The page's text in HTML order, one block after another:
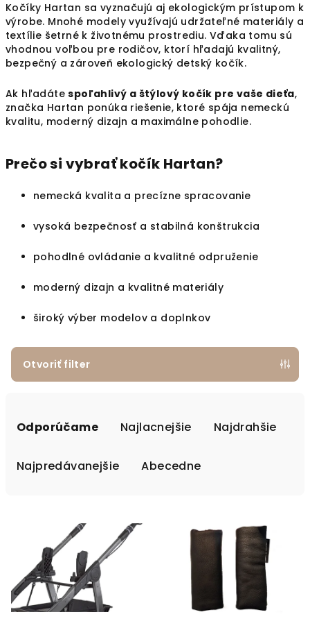
Kočíky Hartan sa vyznačujú aj ekologickým prístupom k
výrobe. Mnohé modely využívajú udržateľné materiály a
textílie šetrné k životnému prostrediu. Vďaka tomu sú
vhodnou voľbou pre rodičov, ktorí hľadajú kvalitný,
bezpečný a zároveň ekologický detský kočík.
Ak hľadátespoľahlivý a štýlový kočík pre vaše dieťa,
značka Hartan ponúka riešenie, ktoré spája nemeckú
kvalitu, moderný dizajn a maximálne pohodlie.
Prečo si vybrať kočík Hartan?
nemecká kvalita a precízne spracovanie
vysoká bezpečnosť a stabilná konštrukcia
pohodlné ovládanie a kvalitné odpruženie
moderný dizajn a kvalitné materiály
široký výber modelov a doplnkov
Otvoriť filter
Odporúčame Najlacnejšie Najdrahšie
Najpredávanejšie Abecedne